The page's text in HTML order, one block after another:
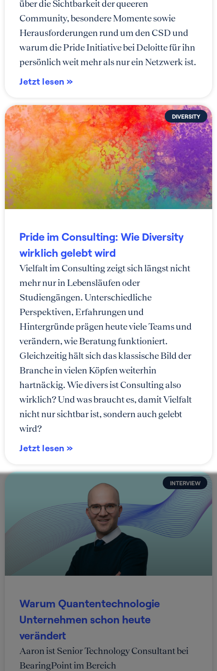
über die Sichtbarkeit der queeren
Community, besondere Momente sowie
Herausforderungen rund um den CSD und
warum die Pride Initiative bei Deloitte für ihn
persönlich weit mehr als nur ein Netzwerk ist.
Jetzt lesen »
DIVERSITY
Pride im Consulting: Wie Diversity
wirklich gelebt wird
Vielfalt im Consulting zeigt sich längst nicht
mehr nur in Lebensläufen oder
Studiengängen. Unterschiedliche
Perspektiven, Erfahrungen und
Hintergründe prägen heute viele Teams und
verändern, wie Beratung funktioniert.
Gleichzeitig hält sich das klassische Bild der
Branche in vielen Köpfen weiterhin
hartnäckig. Wie divers ist Consulting also
wirklich? Und was braucht es, damit Vielfalt
nicht nur sichtbar ist, sondern auch gelebt
wird?
Jetzt lesen »
INTERVIEW
Warum Quantentechnologie
Unternehmen schon heute
verändert
Aaron ist Senior Technology Consultant bei
BearingPoint im Bereich